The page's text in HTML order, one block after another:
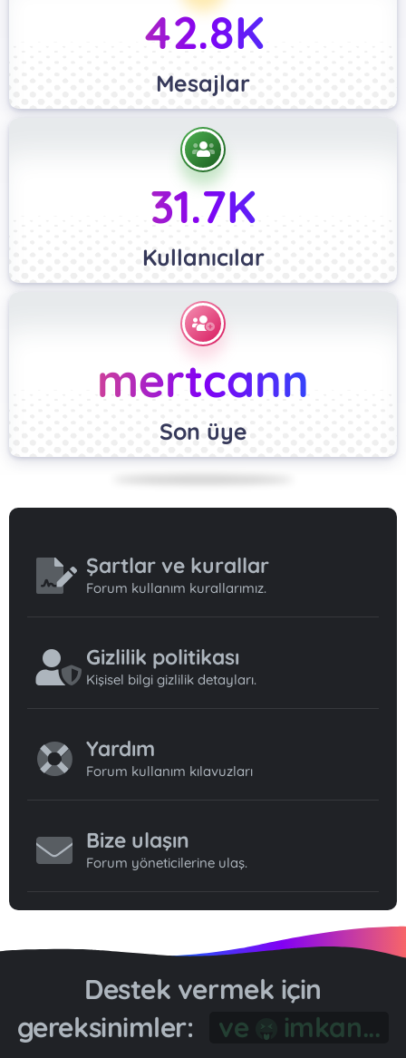
42.8K
Mesajlar
31.7K
Kullanıcılar
mertcann
Son üye
Şartlar ve kurallar
Forum kullanım kurallarımız.
Gizlilik politikası
Kişisel bilgi gizlilik detayları.
Yardım
Forum kullanım kılavuzları
Bize ulaşın
Forum yöneticilerine ulaş.
Destek vermek için
gereksinimler:
Gönül...